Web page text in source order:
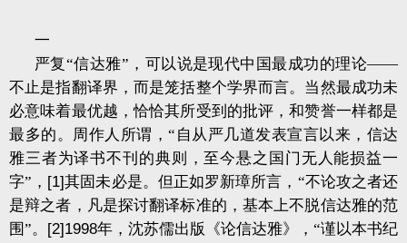
一
严复“信达雅”，可以说是现代中国最成功的理论——
不止是指翻译界，而是笼括整个学界而言。当然最成功未
必意味着最优越，恰恰其所受到的批评，和赞誉一样都是
最多的。周作人所谓，“自从严几道发表宣言以来，信达
雅三者为译书不刊的典则，至今悬之国门无人能损益一
字”， [1]其固未必是。但正如罗新璋所言，“不论攻之者还
是辩之者，凡是探讨翻译标准的，基本上不脱信达雅的范
围”。 [2]1998年，沈苏儒出版《论信达雅》，“谨以本书纪